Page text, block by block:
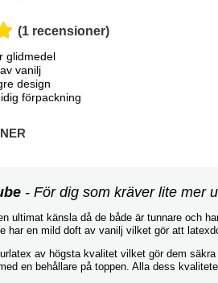
(1 recensioner)
glidmedel
vanilj
design
förpackning
- För dig som kräver lite mer
ultimat känsla då de både är tunnare och
har en mild doft av vanilj vilket gör att
av högsta kvalitet vilket gör dem
en behållare på toppen. Alla dess